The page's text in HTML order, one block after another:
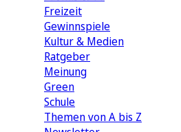
Freizeit
Gewinnspiele
Kultur & Medien
Ratgeber
Meinung
Green
Schule
Themen von A bis Z